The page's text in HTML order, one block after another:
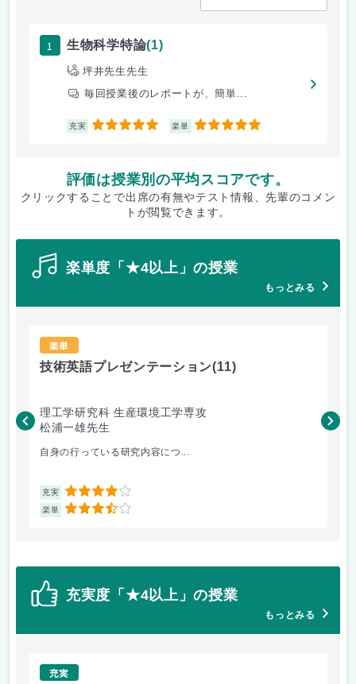
1 生物科学特論(1)
坪井先生先生
毎回授業後のレポートが、簡単...
充実 5 楽単 5
評価は授業別の平均スコアです。
クリックすることで出席の有無やテスト情報、先輩のコメン
トが閲覧できます。
楽単度「★4以上」の授業
もっとみる
楽単
技術英語プレゼンテーション(11)
理工学研究科 生産環境工学専攻
松浦一雄先生
自身の行っている研究内容につ...
充実 4
楽単 3.5
黄
充実度「★4以上」の授業
もっとみる
充実